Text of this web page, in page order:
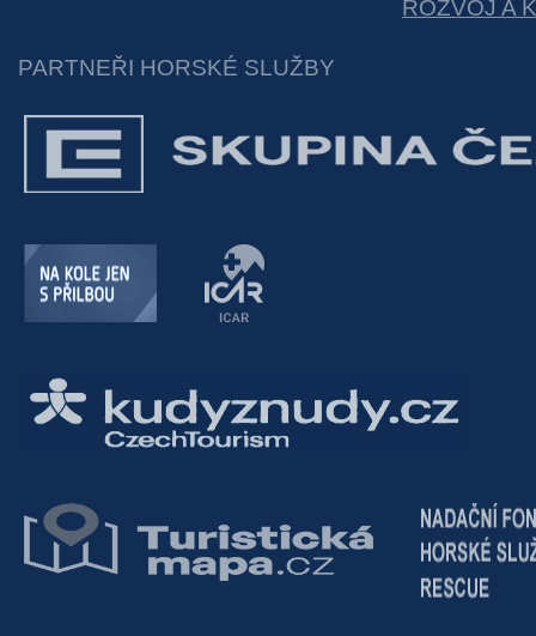
ROZVOJ A
PARTNEŘI HORSKÉ SLUŽBY